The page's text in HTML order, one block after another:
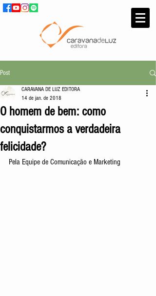
Post
O homem de bem: como
conquistarmos a verdadeira
felicidade?
CARAVANA DE LUZ EDITORA
14 de jan. de 2018
Pela Equipe de Comunicação e Marketing